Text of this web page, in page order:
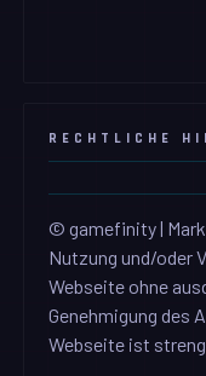
RECHTLICHE
© gamefinity |
Nutzung und/oder
Webseite ohne
Genehmigung des
Webseite ist